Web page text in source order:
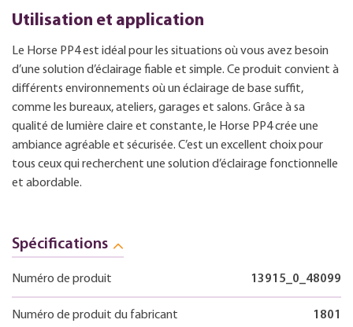
Utilisation et application
Le Horse PP4 est idéal pour les situations où vous avez besoin
d’une solution d’éclairage fiable et simple. Ce produit convient à
différents environnements où un éclairage de base suffit,
comme les bureaux, ateliers, garages et salons. Grâce à sa
qualité de lumière claire et constante, le Horse PP4 crée une
ambiance agréable et sécurisée. C’est un excellent choix pour
tous ceux qui recherchent une solution d’éclairage fonctionnelle
et abordable.
Spécifications
Numéro de produit 13915_0_48099
Numéro de produit du fabricant 1801